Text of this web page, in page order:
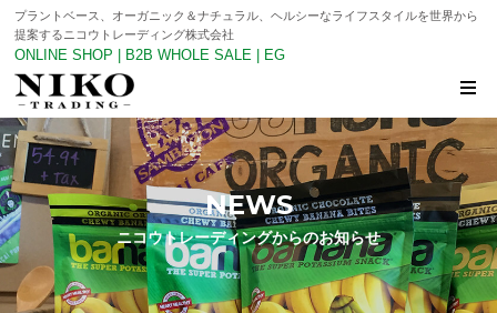
プラントベース、オーガニック＆ナチュラル、ヘルシーなライフスタイルを世界から
提案するニコウトレーディング株式会社
ONLINE SHOP B2B WHOLE SALE EG
NEWS
ニコウトレーディングからのお知らせ